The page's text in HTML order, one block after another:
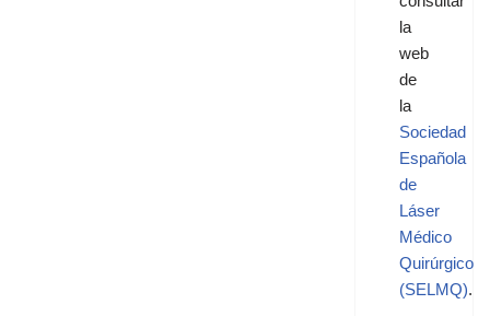
la
web
de
la
Sociedad
Española
de
Láser
Médico
Quirúrgico
(SELMQ).